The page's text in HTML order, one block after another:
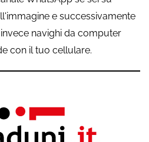
e successivamente
invece navighi da computer
con il tuo cellulare.